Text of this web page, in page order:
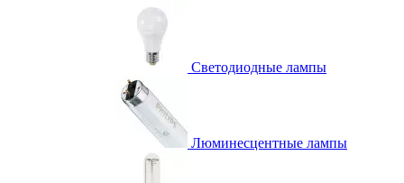
Светодиодные лампы
Люминесцентные лампы